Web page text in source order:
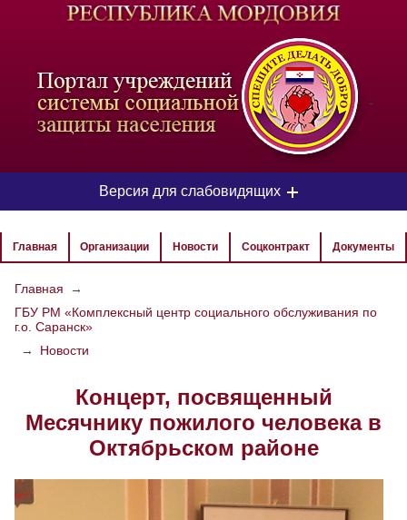
-
Версия для слабовидящих
ЦВЕТОВАЯ СХЕМА
РАЗМЕР ТЕКСТА
ИЗОБРАЖЕНИЯ
Скрыть Ч/б
Настройки по умолчанию
Главная Организации Новости Соцконтракт Документы
Главная
→
ГБУ РМ «Комплексный центр социального обслуживания по
г.о. Саранск»
→
Новости
Концерт, посвященный
Месячнику пожилого человека в
Октябрьском районе